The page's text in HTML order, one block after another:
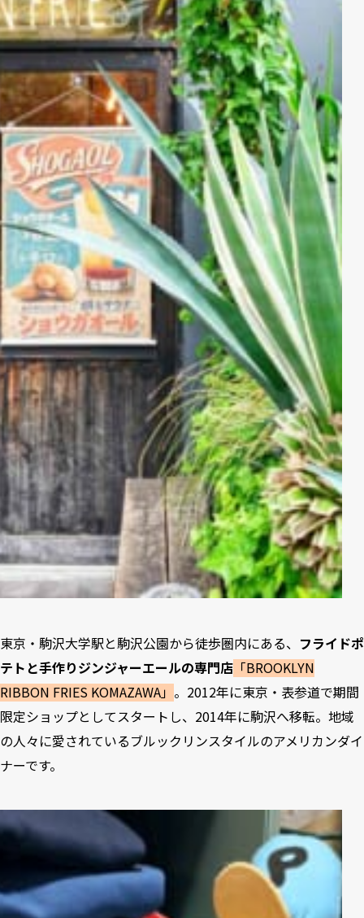
東京・駒沢大学駅と駒沢公園から徒歩圏内にある、 フライドポ
テトと手作りジンジャーエールの専門店 「BROOKLYN
RIBBON FRIES KOMAZAWA」 。2012年に東京・表参道で期間
限定ショップとしてスタートし、2014年に駒沢へ移転。地域
の人々に愛されているブルックリンスタイルのアメリカンダイ
ナーです。